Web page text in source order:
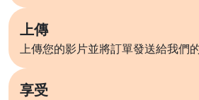
上傳
上傳您的影片並將訂單發送給我們
享受